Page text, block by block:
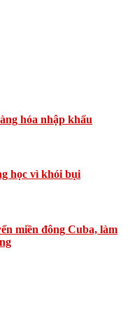
hóa nhập khẩu
học vì khói bụi
miền đông Cuba, làm